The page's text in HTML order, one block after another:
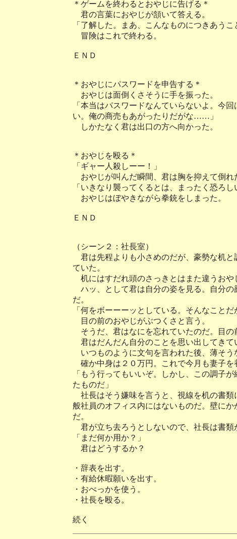
＊ゲームを終わるとおやじに告げる＊
君の言葉におやじが頷いて答える。
「了解した。まあ、こんなものにつきあうこ
冒険はこれで終わる。
ＥＮＤ
＊おやじにパスワードを申告する＊
おやじは面倒くさそうに手を振った。
「本当はパスワードなんていらないよ。今
い。俺の商売もあがったりだがな……」
しかたなく君は出口の方へ向かった。
＊おやじを殴る＊
「ギャー人殺しーー！」
おやじが叫んだ瞬間、君は胸を抑えて倒れ
「いきなり襲ってくるとは、まったく恐ろし
おやじはぼやきながら拳銃をしまった。
ＥＮＤ
（シーン２：社長室）
君は先程よりも小さめのだが、豪勢な机と
ていた。
机にはすだれ頭のさっきとはまた違うおや
ハッ、として君は自分の姿を見る。自分の
だ。
「何をボーーーッとしている。そんなこと
目の前のおやじがぶつくさと言う。
そうだ、君はなにを忘れていたのだ。目の
君はだんだん自分のことを思い出してきて
いつものように文句を言われた後、薄そう
確か中身は２０万円。これで今月も妻子を
「もう行ってもいいぞ。しかし、この調子
たものだ」
社長はそう嫌味を言うと、視線を机の書類
般社員のオフィス内にはないものだ。壁に
だ。
君が立ち去ろうとしないので、社長は書類
「まだ何か用か？」
君はどうするか？
・辞表を出す。
・有給休暇願いを出す。
・おべっかを使う。
・社長を殴る。
続く